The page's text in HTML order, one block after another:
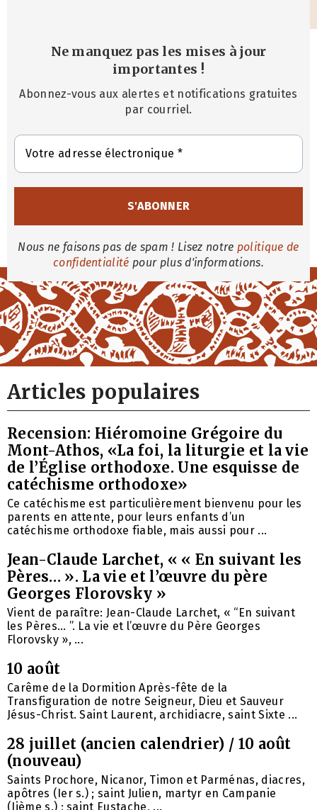
Ne manquez pas les mises à jour
importantes !
Abonnez-vous aux alertes et notifications gratuites
par courriel.
Nous ne faisons pas de spam ! Lisez notre politique de
confidentialité pour plus d'informations.
Articles populaires
Recension: Hiéromoine Grégoire du
Mont-Athos, «La foi, la liturgie et la vie
de l’Église orthodoxe. Une esquisse de
catéchisme orthodoxe»
Ce catéchisme est particulièrement bienvenu pour les
parents en attente, pour leurs enfants d’un
catéchisme orthodoxe fiable, mais aussi pour ...
Jean-Claude Larchet, « « En suivant les
Pères… ». La vie et l’œuvre du père
Georges Florovsky »
Vient de paraître: Jean-Claude Larchet, « “En suivant
les Pères… ”. La vie et l’œuvre du Père Georges
Florovsky », ...
10 août
Carême de la Dormition Après-fête de la
Transfiguration de notre Seigneur, Dieu et Sauveur
Jésus-Christ. Saint Laurent, archidiacre, saint Sixte ...
28 juillet (ancien calendrier) / 10 août
(nouveau)
Saints Prochore, Nicanor, Timon et Parménas, diacres,
apôtres (Ier s.) ; saint Julien, martyr en Campanie
(Iième s.) ; saint Eustache, ...